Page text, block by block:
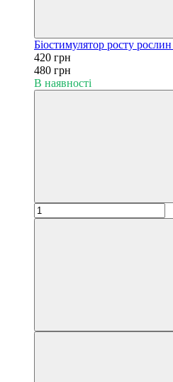
Біостимулятор росту
420 грн
480 грн
В наявності